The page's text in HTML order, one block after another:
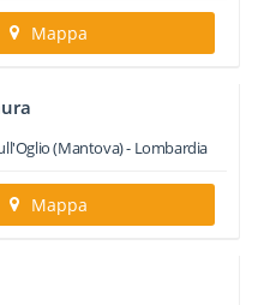
Mappa
(Mantova) - Lombardia
Mappa